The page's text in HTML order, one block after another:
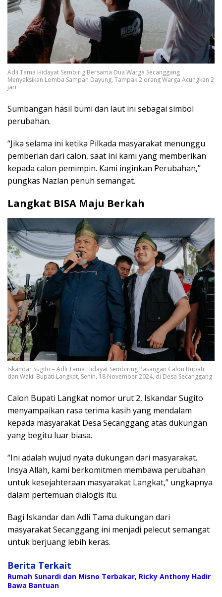
Adli Tama Hidayat Sembirig Bersama Dua Warga Secanggang
Menyaksikan Lomba Sampan Dayung, Tampak 2 orang Warga Acungkan 2
jari
Sumbangan hasil bumi dan laut ini sebagai simbol
perubahan.
“Jika selama ini ketika Pilkada masyarakat menunggu
pemberian dari calon, saat ini kami yang memberikan
kepada calon pemimpin. Kami inginkan Perubahan,”
pungkas Nazlan penuh semangat.
Langkat BISA Maju Berkah
Iskandar Sugito – Adli Tama Hidayat Sembiring Pasangan Calon Bupati
dan Wakil Bupati Langkat, Senin, 18 November 2024, di Desa Secanggang
Calon Bupati Langkat nomor urut 2, Iskandar Sugito
menyampaikan rasa terima kasih yang mendalam
kepada masyarakat Desa Secanggang atas dukungan
yang begitu luar biasa.
“Ini adalah wujud nyata dukungan dari masyarakat.
Insya Allah, kami berkomitmen membawa perubahan
untuk kesejahteraan masyarakat Langkat,” ungkapnya
dalam pertemuan dialogis itu.
Bagi Iskandar dan Adli Tama dukungan dari
masyarakat Secanggang ini menjadi pelecut semangat
untuk berjuang lebih keras.
Berita Terkait
Rumah Sunardi dan Misno Terbakar, Ricky Anthony Hadir
Bawa Bantuan